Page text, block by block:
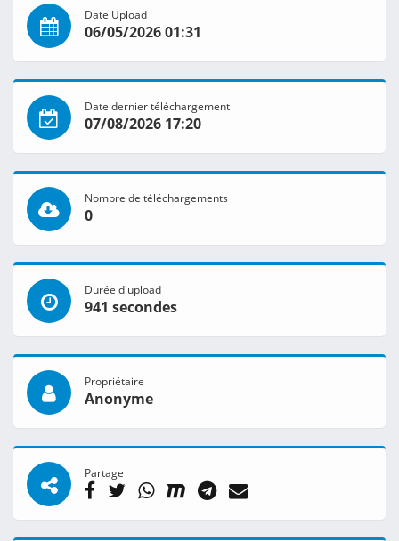
Date Upload
06/05/2026 01:31
Date dernier téléchargement
07/08/2026 17:20
Nombre de téléchargements
0
Durée d'upload
941 secondes
Propriétaire
Anonyme
Partage